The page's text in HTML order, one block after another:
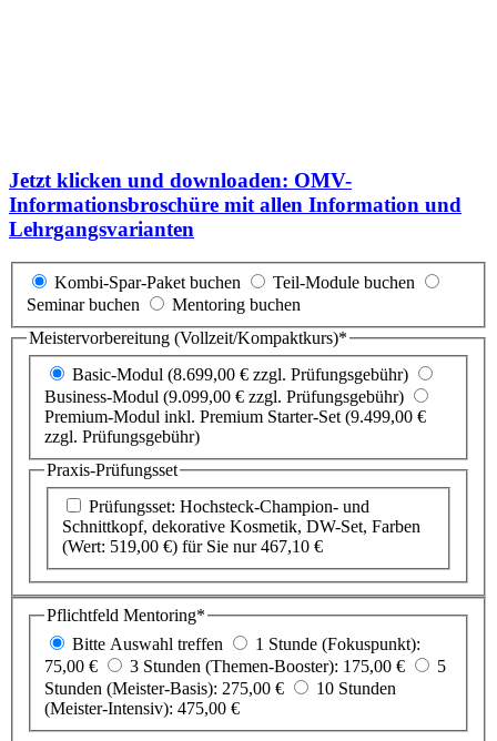
Jetzt klicken und downloaden: OMV-
Informationsbroschüre mit allen Information und
Lehrgangsvarianten
Kombi-Spar-Paket buchen
Teil-Module buchen
Seminar buchen
Mentoring buchen
Meistervorbereitung (Vollzeit/Kompaktkurs)*
Basic-Modul (8.699,00 € zzgl. Prüfungsgebühr)
Business-Modul (9.099,00 € zzgl. Prüfungsgebühr)
Premium-Modul inkl. Premium Starter-Set (9.499,00 €
zzgl. Prüfungsgebühr)
Praxis-Prüfungsset
Prüfungsset: Hochsteck-Champion- und
Schnittkopf, dekorative Kosmetik, DW-Set, Farben
(Wert: 519,00 €) für Sie nur 467,10 €
Pflichtfeld Mentoring*
Bitte Auswahl treffen
1 Stunde (Fokuspunkt):
75,00 €
3 Stunden (Themen-Booster): 175,00 €
5
Stunden (Meister-Basis): 275,00 €
10 Stunden
(Meister-Intensiv): 475,00 €